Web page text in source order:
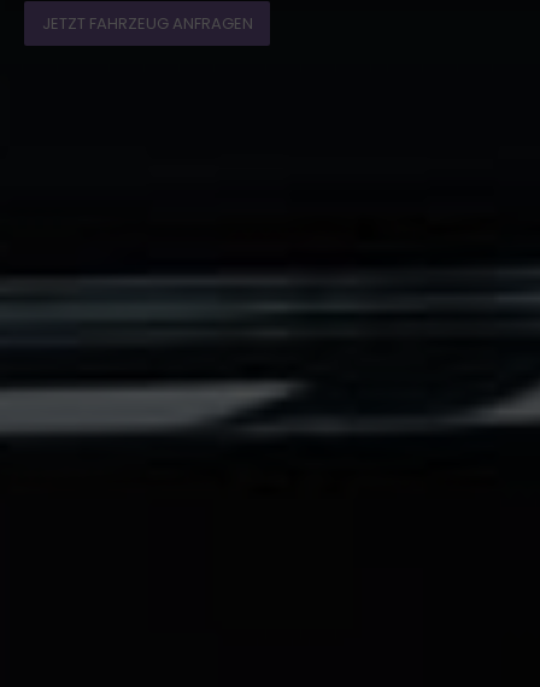
JETZT FAHRZEUG ANFRAGEN